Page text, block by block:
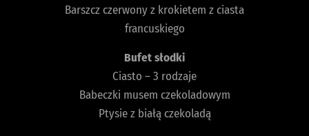
Barszcz czerwony z krokietem z ciasta
francuskiego
Bufet słodki
Ciasto – 3 rodzaje
Babeczki musem czekoladowym
Ptysie z białą czekoladą